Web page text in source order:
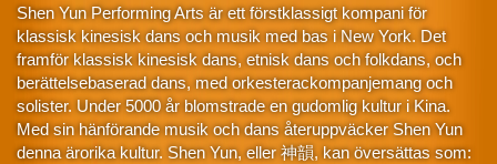
Shen Yun Performing Arts är ett förstklassigt kompani för
klassisk kinesisk dans och musik med bas i New York. Det
framför klassisk kinesisk dans, etnisk dans och folkdans, och
berättelsebaserad dans, med orkesterackompanjemang och
solister. Under 5000 år blomstrade en gudomlig kultur i Kina.
Med sin hänförande musik och dans återuppväcker Shen Yun
denna ärorika kultur. Shen Yun, eller 神韻, kan översättas som: